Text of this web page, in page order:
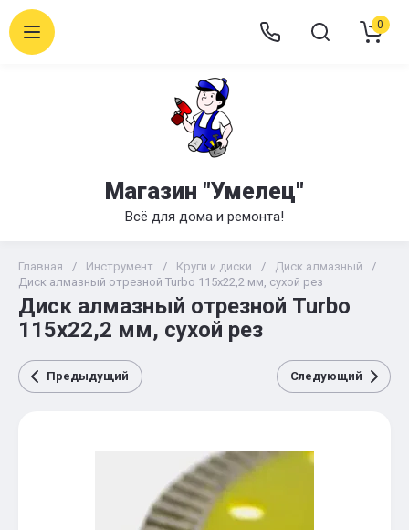
Магазин "Умелец"
Всё для дома и ремонта!
0
Главная / Инструмент / Круги и диски / Диск алмазный
/
Диск алмазный отрезной Turbo 115х22,2 мм, сухой рез
Диск алмазный отрезной Turbo
115х22,2 мм, сухой рез
Предыдущий Следующий